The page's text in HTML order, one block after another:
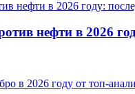
нефти в 2026